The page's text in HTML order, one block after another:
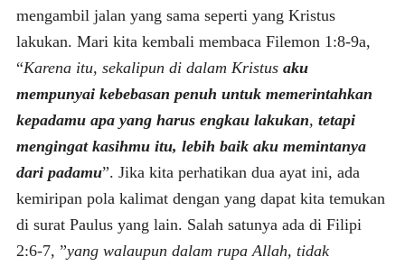
mengambil jalan yang sama seperti yang Kristus
lakukan. Mari kita kembali membaca Filemon 1:8-9a,
“Karena itu, sekalipun di dalam Kristus aku
mempunyai kebebasan penuh untuk memerintahkan
kepadamu apa yang harus engkau lakukan, tetapi
mengingat kasihmu itu, lebih baik aku memintanya
dari padamu”. Jika kita perhatikan dua ayat ini, ada
kemiripan pola kalimat dengan yang dapat kita temukan
di surat Paulus yang lain. Salah satunya ada di Filipi
2:6-7, ”yang walaupun dalam rupa Allah, tidak